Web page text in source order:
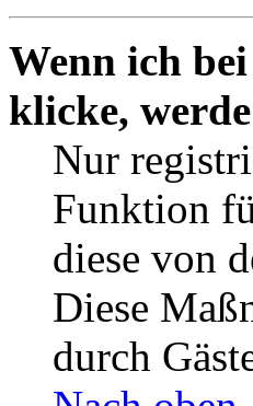
Wenn ich
klicke,
Nur
Funktion
diese von
Diese
durch